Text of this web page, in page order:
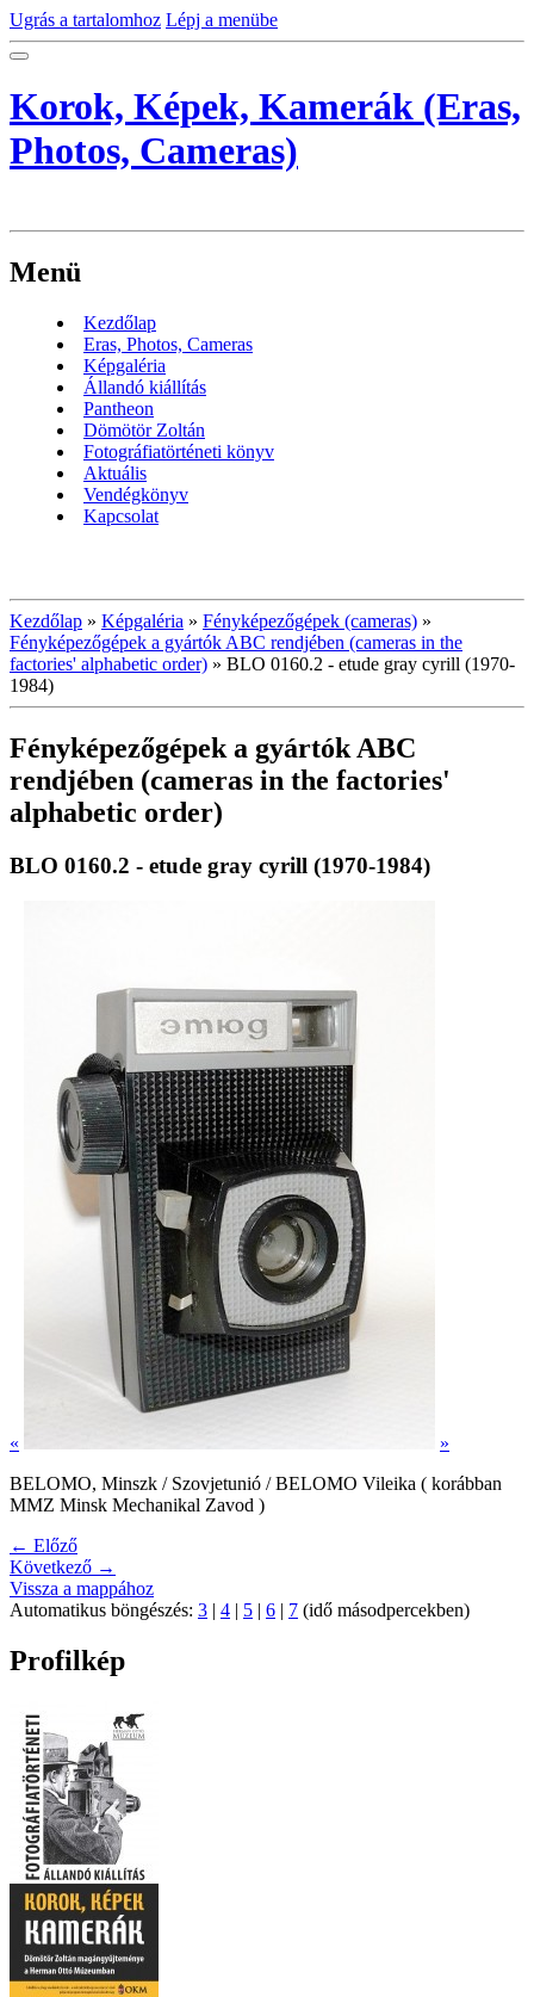
Ugrás a tartalomhoz Lépj a menübe
Korok, Képek, Kamerák (Eras,
Photos, Cameras)
Menü
Kezdőlap
Eras, Photos, Cameras
Képgaléria
Állandó kiállítás
Pantheon
Dömötör Zoltán
Fotográfiatörténeti könyv
Aktuális
Vendégkönyv
Kapcsolat
Kezdőlap » Képgaléria » Fényképezőgépek (cameras) »
Fényképezőgépek a gyártók ABC rendjében (cameras in the
factories' alphabetic order) » BLO 0160.2 - etude gray cyrill (1970-
1984)
Fényképezőgépek a gyártók ABC
rendjében (cameras in the factories'
alphabetic order)
BLO 0160.2 - etude gray cyrill (1970-1984)
«
»
BELOMO, Minszk / Szovjetunió / BELOMO Vileika ( korábban
MMZ Minsk Mechanikal Zavod )
← Előző
Következő →
Vissza a mappához
Automatikus böngészés: 3 | 4 | 5 | 6 | 7 (idő másodpercekben)
Profilkép